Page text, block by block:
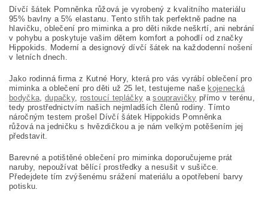
Dívčí šátek Pomněnka růžová je vyrobený z kvalitního materiálu
95% bavlny a 5% elastanu. Tento střih tak perfektně padne na
hlavičku, oblečení pro miminka a pro děti nikde neškrtí, ani nebrání
v pohybu a poskytuje vašim dětem komfort a pohodlí od značky
Hippokids. Moderní a designový dívčí šátek na každodenní nošení
v letních dnech.
Jako rodinná firma z Kutné Hory, která pro vás vyrábí oblečení pro
miminka a oblečení pro děti už 25 let, testujeme naše kojenecká
bodyčka dupačky, rostoucí tepláčky asoupravičky přímo v terénu,
tedy prostřednictvím našich nejmladších členů rodiny. Tímto
náročným testem prošel Dívčí šátek Hippokids Pomněnka
růžová na jedničku s hvězdičkou a je nám velkým potěšením jej
představit.
Barevné a potištěné oblečení pro miminka doporučujeme prát
naruby, nepoužívat bělící prostředky a nesušit v sušičce.
Předejdete tím zvýšenému srážení materiálu a opotřebení barvy
potisku.